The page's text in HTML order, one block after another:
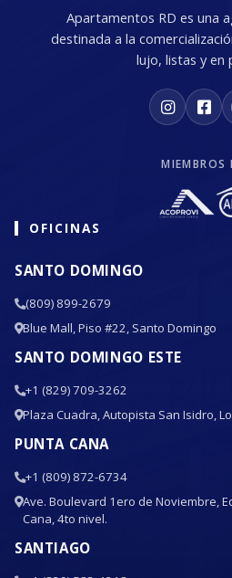
Apartamentos RD es una
destinada a la
lujo, listas y en
MIEMBROS
OFICINAS
SANTO DOMINGO
(809) 899-2679
Blue Mall, Piso #22, Santo Domingo
SANTO DOMINGO ESTE
+1 (829) 709-3262
Plaza Cuadra, Autopista San Isidro,
PUNTA CANA
+1 (809) 872-6734
Ave. Boulevard 1ero de Noviembre,
Cana, 4to nivel.
SANTIAGO